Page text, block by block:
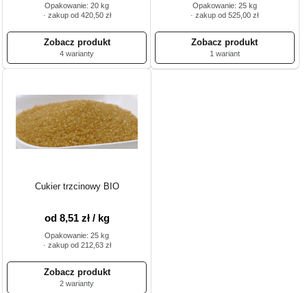
Opakowanie: 20 kg
· zakup od 420,50 zł
4 warianty
Opakowanie: 25 kg
· zakup od 525,00 zł
1 wariant
Cukier trzcinowy BIO
od 8,51 zł / kg
Opakowanie: 25 kg
· zakup od 212,63 zł
2 warianty